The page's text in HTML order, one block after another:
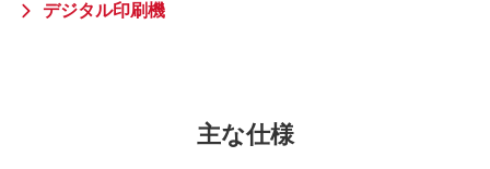
デジタル印刷機
主な仕様